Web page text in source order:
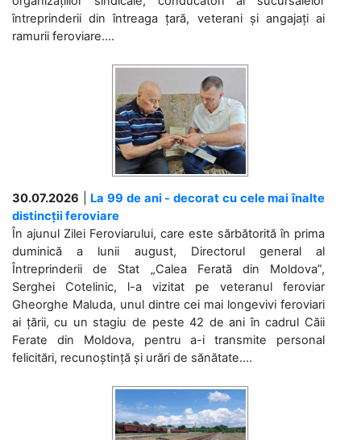
întreprinderii din întreaga țară, veterani și angajați ai
ramurii feroviare....
30.07.2026
La 99 de ani - decorat cu cele mai înalte
distincții feroviare
În ajunul Zilei Feroviarului, care este sărbătorită în prima
duminică a lunii august, Directorul general al
Întreprinderii de Stat „Calea Ferată din Moldova”,
Serghei Cotelinic, l-a vizitat pe veteranul feroviar
Gheorghe Maluda, unul dintre cei mai longevivi feroviari
ai țării, cu un stagiu de peste 42 de ani în cadrul Căii
Ferate din Moldova, pentru a-i transmite personal
felicitări, recunoștință și urări de sănătate....